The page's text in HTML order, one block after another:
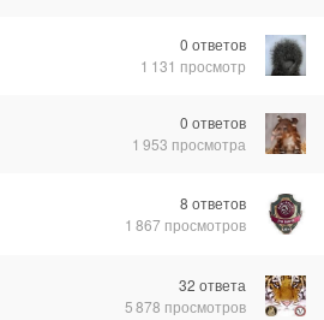
0 ответов
1 131 просмотр
0 ответов
1 953 просмотра
8 ответов
1 867 просмотров
32 ответа
5 878 просмотров